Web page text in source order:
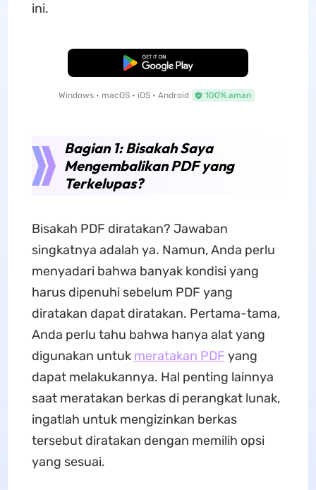
ini.
Unduh Gratis
Windows • macOS • iOS • Android 100% aman
Bagian 1: Bisakah Saya
Mengembalikan PDF yang
Terkelupas?
Bisakah PDF diratakan? Jawaban
singkatnya adalah ya. Namun, Anda perlu
menyadari bahwa banyak kondisi yang
harus dipenuhi sebelum PDF yang
diratakan dapat diratakan. Pertama-tama,
Anda perlu tahu bahwa hanya alat yang
digunakan untuk meratakan PDF yang
dapat melakukannya. Hal penting lainnya
saat meratakan berkas di perangkat lunak,
ingatlah untuk mengizinkan berkas
tersebut diratakan dengan memilih opsi
yang sesuai.